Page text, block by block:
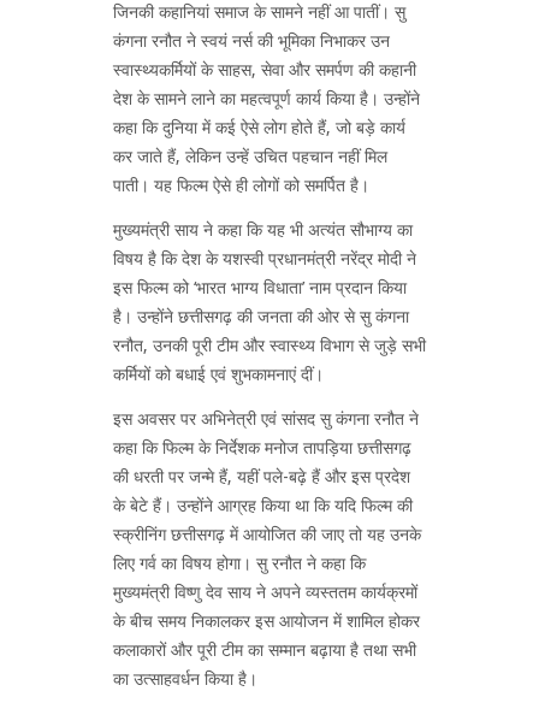
जिनकी कहानियां समाज के सामने नहीं आ पातीं। सु
कंगना रनौत ने स्वयं नर्स की भूमिका निभाकर उन
स्वास्थ्यकर्मियों के साहस, सेवा और समर्पण की कहानी
देश के सामने लाने का महत्वपूर्ण कार्य किया है। उन्होंने
कहा कि दुनिया में कई ऐसे लोग होते हैं, जो बड़े कार्य
कर जाते हैं, लेकिन उन्हें उचित पहचान नहीं मिल
पाती। यह फिल्म ऐसे ही लोगों को समर्पित है।
मुख्यमंत्री साय ने कहा कि यह भी अत्यंत सौभाग्य का
विषय है कि देश के यशस्वी प्रधानमंत्री नरेंद्र मोदी ने
इस फिल्म को ‘भारत भाग्य विधाता’ नाम प्रदान किया
है। उन्होंने छत्तीसगढ़ की जनता की ओर से सु कंगना
रनौत, उनकी पूरी टीम और स्वास्थ्य विभाग से जुड़े सभी
कर्मियों को बधाई एवं शुभकामनाएं दीं।
इस अवसर पर अभिनेत्री एवं सांसद सु कंगना रनौत ने
कहा कि फिल्म के निर्देशक मनोज तापड़िया छत्तीसगढ़
की धरती पर जन्मे हैं, यहीं पले-बढ़े हैं और इस प्रदेश
के बेटे हैं। उन्होंने आग्रह किया था कि यदि फिल्म की
स्क्रीनिंग छत्तीसगढ़ में आयोजित की जाए तो यह उनके
लिए गर्व का विषय होगा। सु रनौत ने कहा कि
मुख्यमंत्री विष्णु देव साय ने अपने व्यस्ततम कार्यक्रमों
के बीच समय निकालकर इस आयोजन में शामिल होकर
कलाकारों और पूरी टीम का सम्मान बढ़ाया है तथा सभी
का उत्साहवर्धन किया है।